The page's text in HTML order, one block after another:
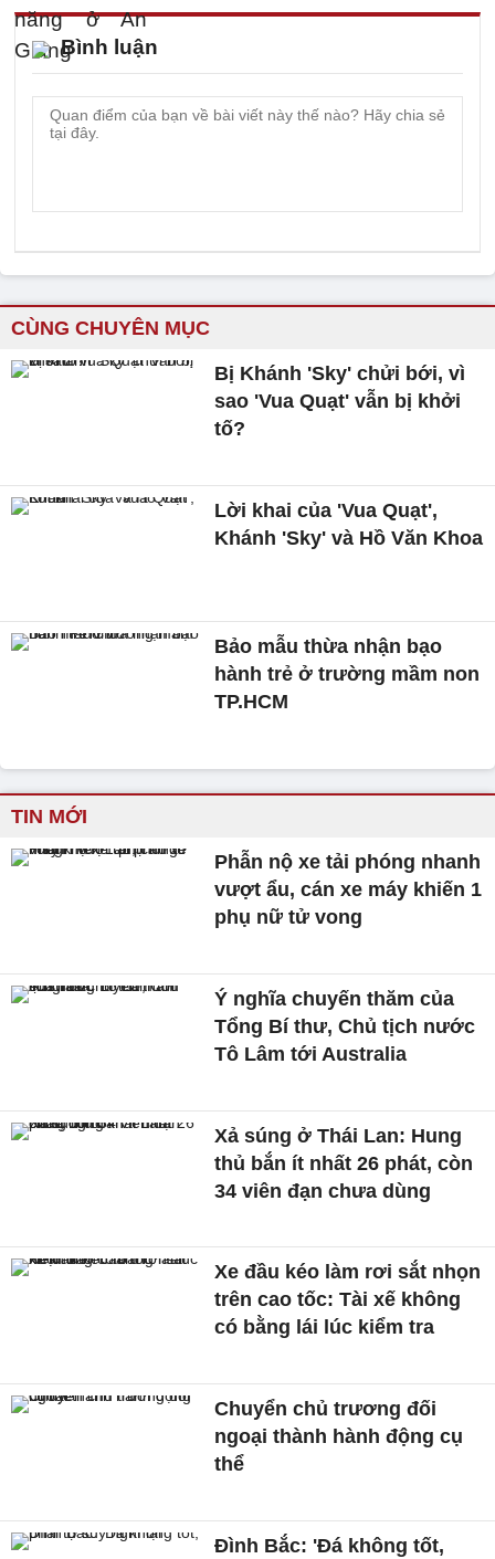
Bình luận
CÙNG CHUYÊN MỤC
Bị Khánh 'Sky' chửi bới, vì
sao 'Vua Quạt' vẫn bị khởi
tố?
Lời khai của 'Vua Quạt',
Khánh 'Sky' và Hồ Văn Khoa
Bảo mẫu thừa nhận bạo
hành trẻ ở trường mầm non
TP.HCM
TIN MỚI
Phẫn nộ xe tải phóng nhanh
vượt ẩu, cán xe máy khiến 1
phụ nữ tử vong
Ý nghĩa chuyến thăm của
Tổng Bí thư, Chủ tịch nước
Tô Lâm tới Australia
Xả súng ở Thái Lan: Hung
thủ bắn ít nhất 26 phát, còn
34 viên đạn chưa dùng
Xe đầu kéo làm rơi sắt nhọn
trên cao tốc: Tài xế không
có bằng lái lúc kiểm tra
Chuyển chủ trương đối
ngoại thành hành động cụ
thể
Đình Bắc: 'Đá không tốt,